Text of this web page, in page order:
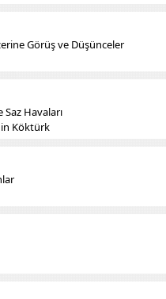
Görüş ve Düşünceler
Havaları
Köktürk